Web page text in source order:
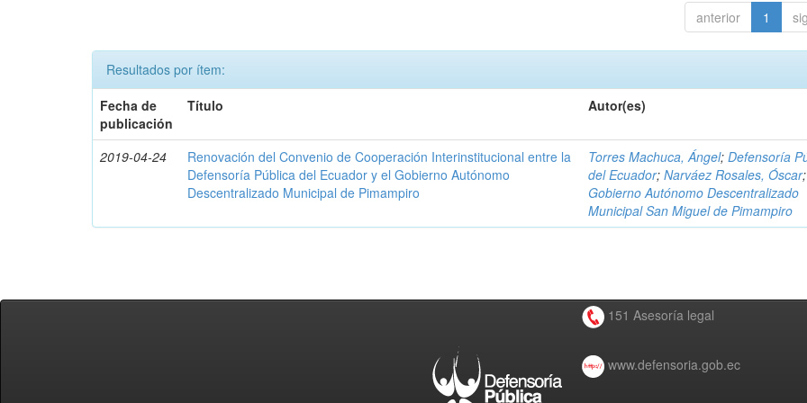
anterior 1
Resultados por ítem:
Fecha de
publicación
Título Autor(es)
2019-04-24
Renovación del Convenio de Cooperación Interinstitucional entre la
Defensoría Pública del Ecuador y el Gobierno Autónomo
Descentralizado Municipal de Pimampiro
Torres Machuca, Ángel;Defensoría
del Ecuador;Narváez Rosales, Óscar;
Gobierno Autónomo Descentralizado
Municipal San Miguel de Pimampiro
151 Asesoría legal
www.defensoria.gob.ec